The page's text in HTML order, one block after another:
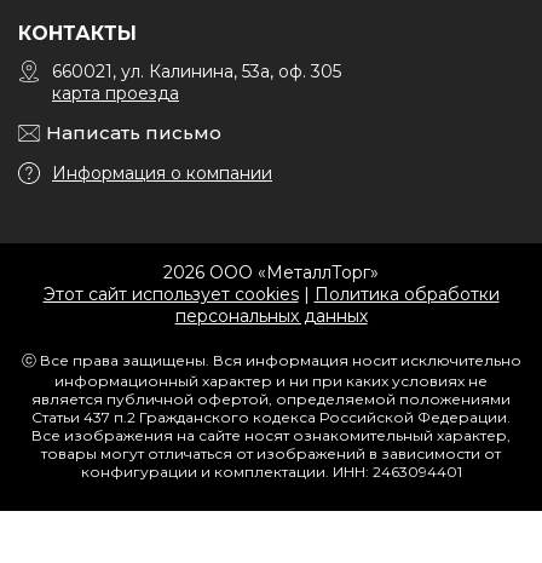
КОНТАКТЫ
660021, ул. Калинина, 53а, оф. 305
карта проезда
Написать письмо
Информация о компании
2026 ООО «МеталлТорг»
Этот сайт использует cookies| Политика обработки
персональных данных
ⓒ Все права защищены. Вся информация носит исключительно
информационный характер и ни при каких условиях не
является публичной офертой, определяемой положениями
Статьи 437 п.2 Гражданского кодекса Российской Федерации.
Все изображения на сайте носят ознакомительный характер,
товары могут отличаться от изображений в зависимости от
конфигурации и комплектации. ИНН: 2463094401